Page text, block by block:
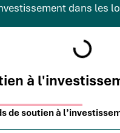
dans les
à
de soutien à